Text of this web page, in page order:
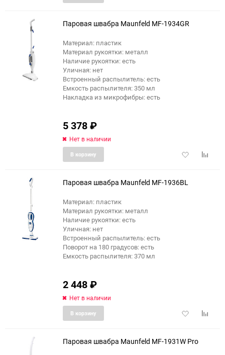
еще 3 фото
Паровая швабра Maunfeld MF-1934GR
Материал: пластик
Материал рукоятки: металл
Наличие рукоятки: есть
Уличная: нет
Встроенный распылитель: есть
Емкость распылителя: 350 мл
Накладка из микрофибры: есть
5 378₽
Нет в наличии
Добавить
В корзину
еще 12 фото
Паровая швабра Maunfeld MF-1936BL
Материал: пластик
Материал рукоятки: металл
Наличие рукоятки: есть
Уличная: нет
Встроенный распылитель: есть
Поворот на 180 градусов: есть
Емкость распылителя: 370 мл
2 448₽
Нет в наличии
Добавить
В корзину
Паровая швабра Maunfeld MF-1931W Pro